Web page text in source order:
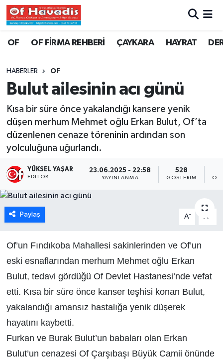
OF OF FİRMA REHBERİ ÇAYKARA HAYRAT
HABERLER OF
Bulut ailesinin acı günü
Kısa bir süre önce yakalandığı kansere yenik
düşen merhum Mehmet oğlu Erkan Bulut, Of’ta
düzenlenen cenaze töreninin ardından son
yolculuğuna uğurlandı.
YÜKSEL YAŞAR
EDITÖR
23.06.2025 - 22:58
YAYINLANMA
528
GÖSTERIM
Paylaş A- A
Of’un Fındıkoba Mahallesi sakinlerinden ve Of’un
eski esnaflarından merhum Mehmet oğlu Erkan
Bulut, tedavi gördüğü Of Devlet Hastanesi’nde vefat
etti. Kısa bir süre önce kanser teşhisi konan Bulut,
yakalandığı amansız hastalığa yenik düşerek
hayatını kaybetti.
Furkan ve Burak Bulut’un babaları olan Erkan
Bulut’un cenazesi Of Çarşıbaşı Büyük Camii önünde
Trabzon Nöbetçi Eczaneler
Trabzon Namaz Vakitleri
Trabzon Trafik Yoğunluk Haritası
Süper Lig Puan Durumu ve Fikstür
Tüm Manşetler
Haber Arşivi